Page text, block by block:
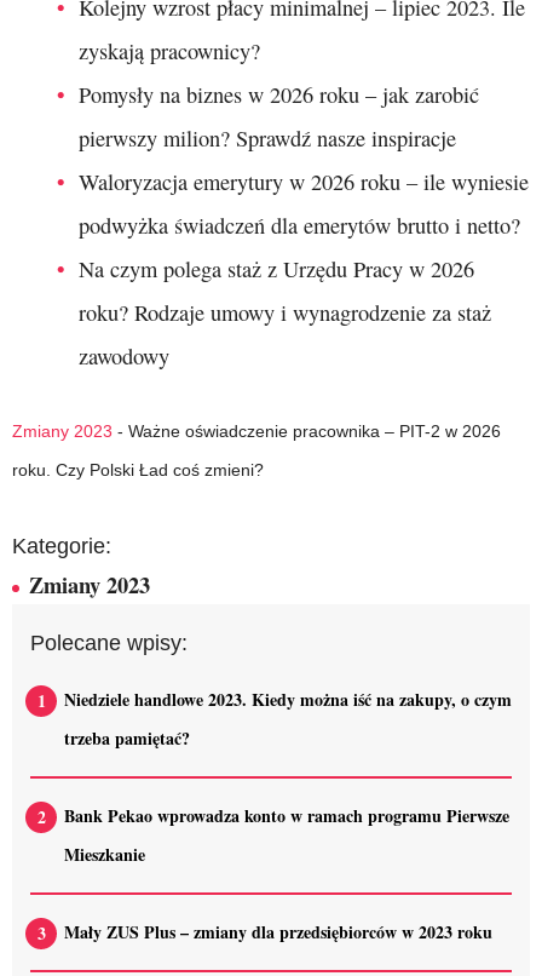
Kolejny wzrost płacy minimalnej – lipiec 2023. Ile
zyskają pracownicy?
Pomysły na biznes w 2026 roku – jak zarobić
pierwszy milion? Sprawdź nasze inspiracje
Waloryzacja emerytury w 2026 roku – ile wyniesie
podwyżka świadczeń dla emerytów brutto i netto?
Na czym polega staż z Urzędu Pracy w 2026
roku? Rodzaje umowy i wynagrodzenie za staż
zawodowy
Zmiany 2023 - Ważne oświadczenie pracownika – PIT-2 w 2026
roku. Czy Polski Ład coś zmieni?
Kategorie:
Zmiany 2023
Polecane wpisy:
Niedziele handlowe 2023. Kiedy można iść na zakupy, o czym
trzeba pamiętać?
Bank Pekao wprowadza konto w ramach programu Pierwsze
Mieszkanie
Mały ZUS Plus – zmiany dla przedsiębiorców w 2023 roku